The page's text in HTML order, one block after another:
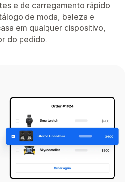
e de carregamento rápido
de moda, beleza e
em qualquer dispositivo,
do pedido.